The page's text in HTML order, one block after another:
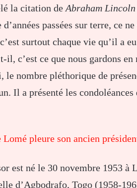
la citation de Abraham Lincoln
passées sur terre, ce
surtout chaque vie qu’il a
c’est ce que nous gardons en
le nombre pléthorique de
Il a présenté les
pleure son ancien
est né le 30 novembre 1953 à
d’Agbodrafo, Togo (1958-